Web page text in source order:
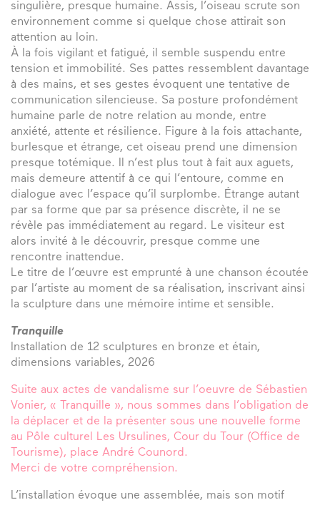
singulière, presque humaine. Assis, l’oiseau scrute son
environnement comme si quelque chose attirait son
attention au loin.
À la fois vigilant et fatigué, il semble suspendu entre
tension et immobilité. Ses pattes ressemblent davantage
à des mains, et ses gestes évoquent une tentative de
communication silencieuse. Sa posture profondément
humaine parle de notre relation au monde, entre
anxiété, attente et résilience. Figure à la fois attachante,
burlesque et étrange, cet oiseau prend une dimension
presque totémique. Il n’est plus tout à fait aux aguets,
mais demeure attentif à ce qui l’entoure, comme en
dialogue avec l’espace qu’il surplombe. Étrange autant
par sa forme que par sa présence discrète, il ne se
révèle pas immédiatement au regard. Le visiteur est
alors invité à le découvrir, presque comme une
rencontre inattendue.
Le titre de l’œuvre est emprunté à une chanson écoutée
par l’artiste au moment de sa réalisation, inscrivant ainsi
la sculpture dans une mémoire intime et sensible.
Tranquille
Installation de 12 sculptures en bronze et étain,
dimensions variables, 2026
Suite aux actes de vandalisme sur l’oeuvre de Sébastien
Vonier, « Tranquille », nous sommes dans l’obligation de
la déplacer et de la présenter sous une nouvelle forme
au Pôle culturel Les Ursulines, Cour du Tour (Office de
Tourisme), place André Counord.
Merci de votre compréhension.
L’installation évoque une assemblée, mais son motif